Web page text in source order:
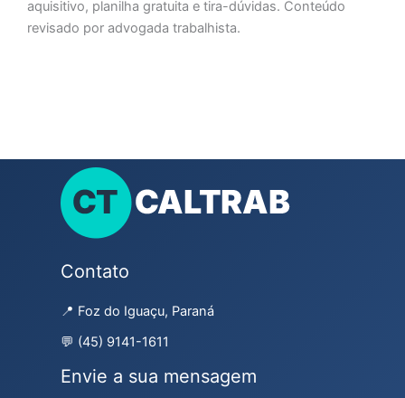
aquisitivo, planilha gratuita e tira-dúvidas. Conteúdo
revisado por advogada trabalhista.
Contato
📍 Foz do Iguaçu, Paraná
💬 (45) 9141-1611
Envie a sua mensagem